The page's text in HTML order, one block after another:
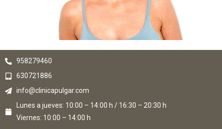
958279460
630721886
info@clinicapulgar.com
Lunes a jueves: 10:00 – 14:00 h / 16:30 – 20:30 h
Viernes: 10:00 – 14:00 h